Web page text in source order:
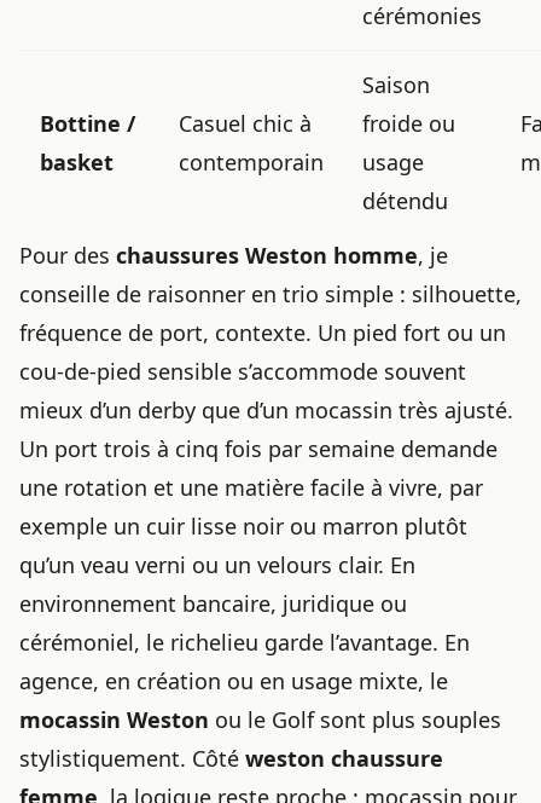
cérémonies
Bottine /
basket
Casuel chic à
contemporain
Saison
froide ou
usage
détendu
Pour des chaussures Weston homme, je
conseille de raisonner en trio simple : silhouette,
fréquence de port, contexte. Un pied fort ou un
cou-de-pied sensible s’accommode souvent
mieux d’un derby que d’un mocassin très ajusté.
Un port trois à cinq fois par semaine demande
une rotation et une matière facile à vivre, par
exemple un cuir lisse noir ou marron plutôt
qu’un veau verni ou un velours clair. En
environnement bancaire, juridique ou
cérémoniel, le richelieu garde l’avantage. En
agence, en création ou en usage mixte, le
mocassin Weston ou le Golf sont plus souples
stylistiquement. Côté weston chaussure
femme , la logique reste proche : mocassin pour